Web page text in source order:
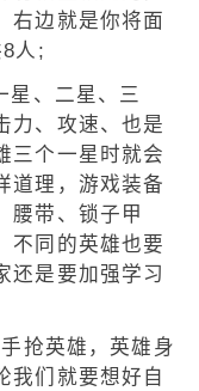
右边就是你将面
人;
星、二星、三
力、攻速、也是
三个一星时就会
道理，游戏装备
腰带、锁子甲
不同的英雄也要
还是要加强学习
抢英雄，英雄身
我们就要想好自